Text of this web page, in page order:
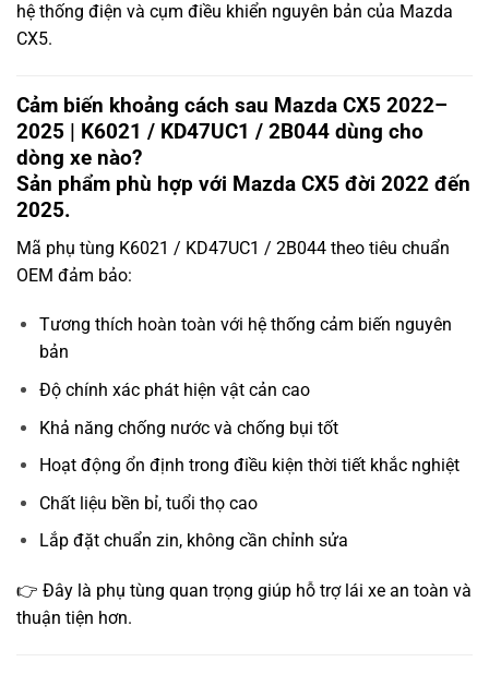
hệ thống điện và cụm điều khiển nguyên bản của Mazda
CX5.
Cảm biến khoảng cách sau Mazda CX5 2022–
2025 | K6021 / KD47UC1 / 2B044 dùng cho
dòng xe nào?
Sản phẩm phù hợp với Mazda CX5 đời 2022 đến
2025.
Mã phụ tùng K6021 / KD47UC1 / 2B044 theo tiêu chuẩn
OEM đảm bảo:
Tương thích hoàn toàn với hệ thống cảm biến nguyên
bản
Độ chính xác phát hiện vật cản cao
Khả năng chống nước và chống bụi tốt
Hoạt động ổn định trong điều kiện thời tiết khắc nghiệt
Chất liệu bền bỉ, tuổi thọ cao
Lắp đặt chuẩn zin, không cần chỉnh sửa
👉 Đây là phụ tùng quan trọng giúp hỗ trợ lái xe an toàn và
thuận tiện hơn.